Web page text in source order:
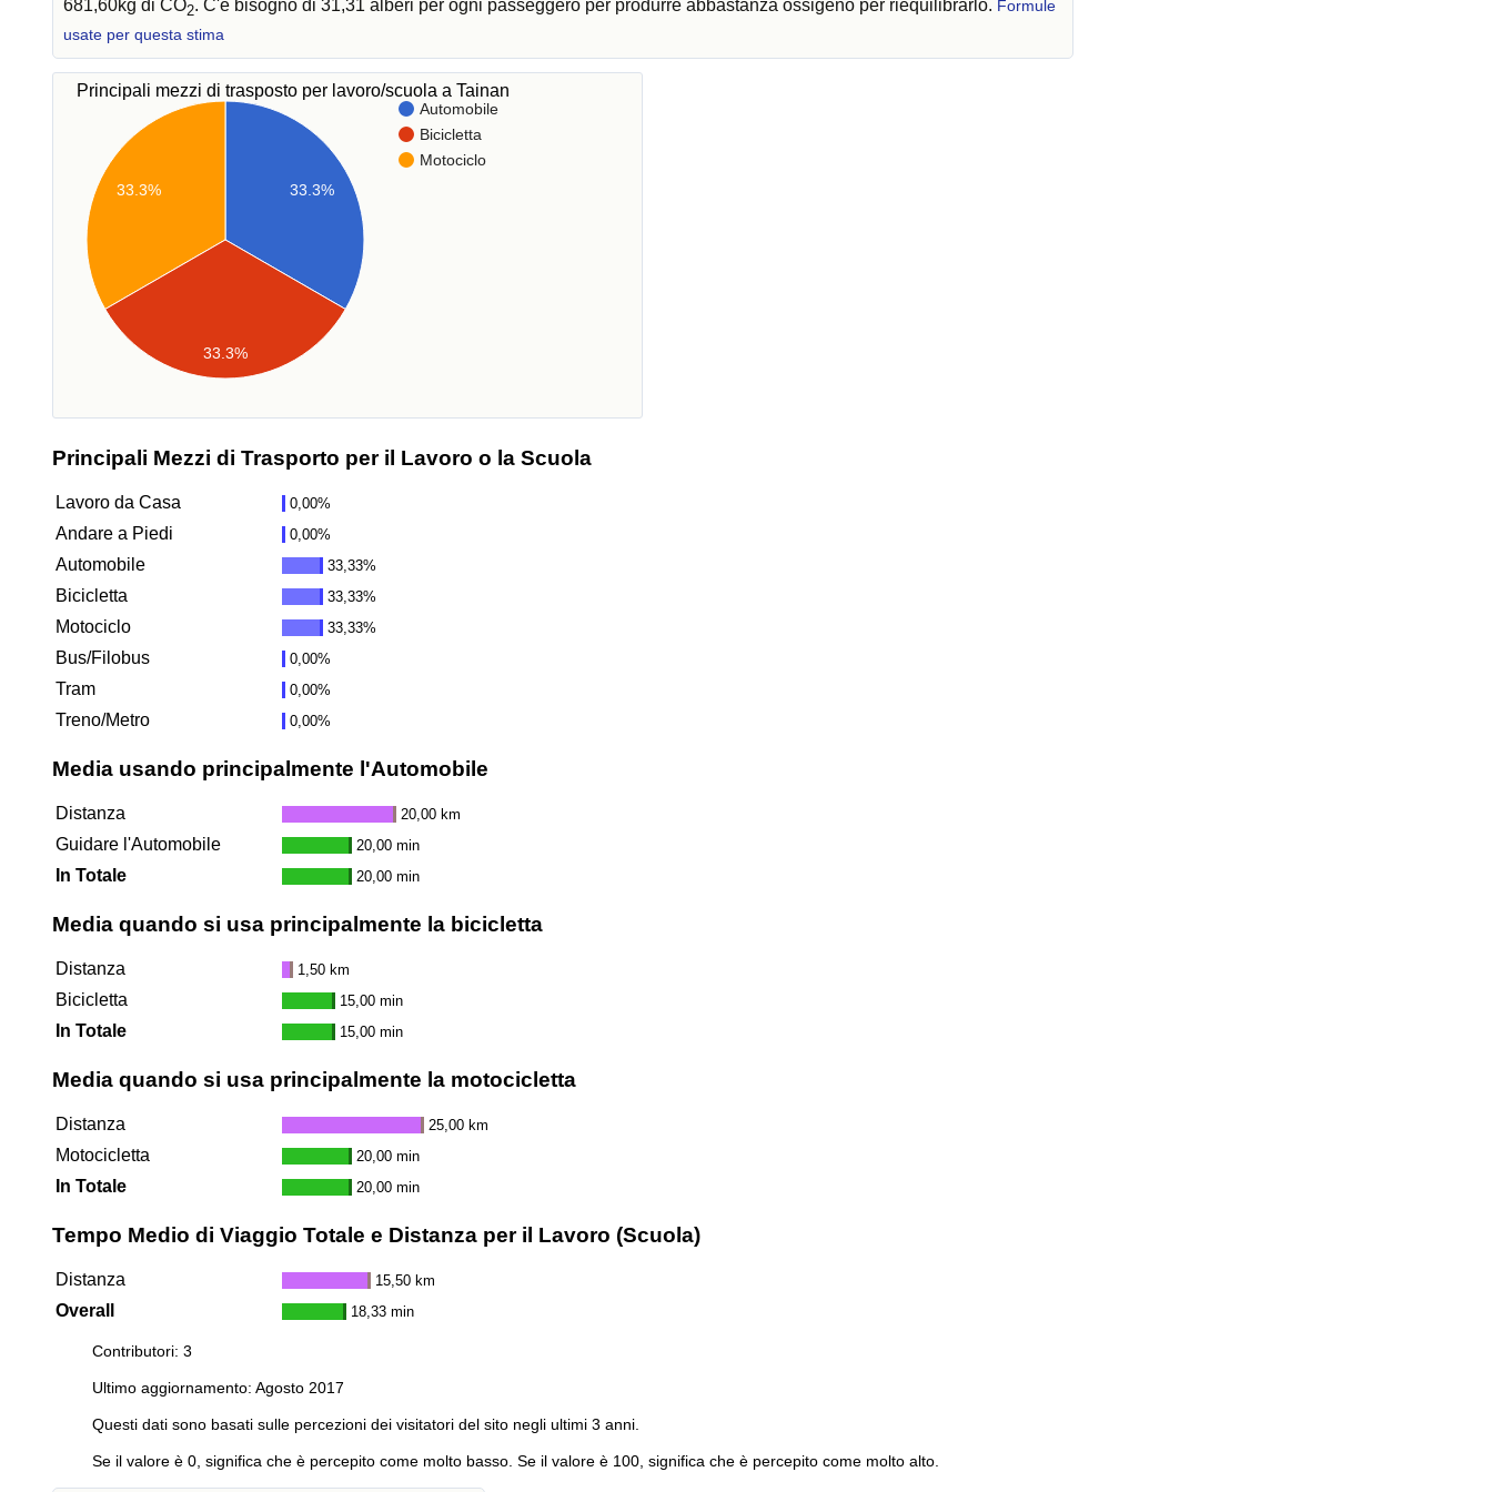
681,60kg di CO2. C'è bisogno di 31,31 alberi per ogni passeggero per produrre abbastanza ossigeno per riequilibrarlo. Formule
usate per questa stima
Principali mezzi di trasposto per lavoro/scuola a Tainan
Automobile
Bicicletta
Motociclo
33.3%
33.3%
33.3%
Principali Mezzi di Trasporto per il Lavoro o la Scuola
Lavoro da Casa 0,00%
Andare a Piedi 0,00%
Automobile 33,33%
Bicicletta 33,33%
Motociclo 33,33%
Bus/Filobus 0,00%
Tram 0,00%
Treno/Metro 0,00%
Media usando principalmente l'Automobile
Distanza 20,00 km
Guidare l'Automobile 20,00 min
In Totale 20,00 min
Media quando si usa principalmente la bicicletta
Distanza 1,50 km
Bicicletta 15,00 min
In Totale 15,00 min
Media quando si usa principalmente la motocicletta
Distanza 25,00 km
Motocicletta 20,00 min
In Totale 20,00 min
Tempo Medio di Viaggio Totale e Distanza per il Lavoro (Scuola)
Distanza 15,50 km
Overall 18,33 min
Contributori: 3
Ultimo aggiornamento: Agosto 2017
Questi dati sono basati sulle percezioni dei visitatori del sito negli ultimi 3 anni.
Se il valore è 0, significa che è percepito come molto basso. Se il valore è 100, significa che è percepito come molto alto.